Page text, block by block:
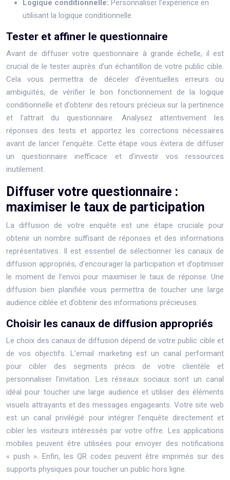
Logique conditionnelle: Personnaliser l’expérience en
utilisant la logique conditionnelle.
Tester et affiner le questionnaire
Avant de diffuser votre questionnaire à grande échelle, il est
crucial de le tester auprès d’un échantillon de votre public cible.
Cela vous permettra de déceler d’éventuelles erreurs ou
ambiguïtés, de vérifier le bon fonctionnement de la logique
conditionnelle et d’obtenir des retours précieux sur la pertinence
et l’attrait du questionnaire. Analysez attentivement les
réponses des tests et apportez les corrections nécessaires
avant de lancer l’enquête. Cette étape vous évitera de diffuser
un questionnaire inefficace et d’investir vos ressources
inutilement.
Diffuser votre questionnaire :
maximiser le taux de participation
La diffusion de votre enquête est une étape cruciale pour
obtenir un nombre suffisant de réponses et des informations
représentatives. Il est essentiel de sélectionner les canaux de
diffusion appropriés, d’encourager la participation et d’optimiser
le moment de l’envoi pour maximiser le taux de réponse. Une
diffusion bien planifiée vous permettra de toucher une large
audience ciblée et d’obtenir des informations précieuses.
Choisir les canaux de diffusion appropriés
Le choix des canaux de diffusion dépend de votre public cible et
de vos objectifs. L’email marketing est un canal performant
pour cibler des segments précis de votre clientèle et
personnaliser l’invitation. Les réseaux sociaux sont un canal
idéal pour toucher une large audience et utiliser des éléments
visuels attrayants et des messages engageants. Votre site web
est un canal privilégié pour intégrer l’enquête directement et
cibler les visiteurs intéressés par votre offre. Les applications
mobiles peuvent être utilisées pour envoyer des notifications
« push ». Enfin, les QR codes peuvent être imprimés sur des
supports physiques pour toucher un public hors ligne.